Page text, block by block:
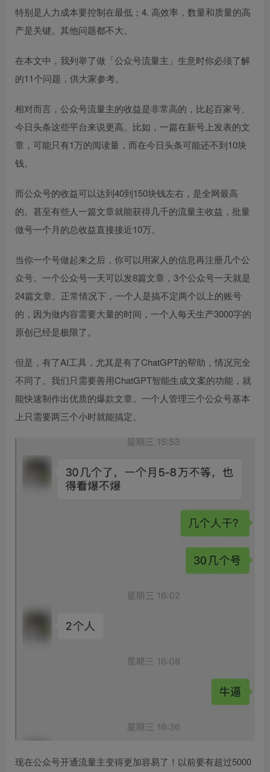
特别是人力成本要控制在最低；4. 高效率，数量和质量的高
产是关键。其他问题都不大。
在本文中，我列举了做「公众号流量主」生意时你必须了解
的11个问题，供大家参考。
相对而言，公众号流量主的收益是非常高的，比起百家号、
今日头条这些平台来说更高。比如，一篇在新号上发表的文
章，可能只有1万的阅读量，而在今日头条可能还不到10块
钱。
而公众号的收益可以达到40到150块钱左右，是全网最高
的。甚至有些人一篇文章就能获得几千的流量主收益，批量
做号一个月的总收益直接接近10万。
当你一个号做起来之后，你可以用家人的信息再注册几个公
众号。一个公众号一天可以发8篇文章，3个公众号一天就是
24篇文章。正常情况下，一个人是搞不定两个以上的账号
的，因为做内容需要大量的时间，一个人每天生产3000字的
原创已经是极限了。
但是，有了AI工具，尤其是有了ChatGPT的帮助，情况完全
不同了。我们只需要善用ChatGPT智能生成文案的功能，就
能快速制作出优质的爆款文章。一个人管理三个公众号基本
上只需要两三个小时就能搞定。
现在公众号开通流量主变得更加容易了！以前要有超过5000